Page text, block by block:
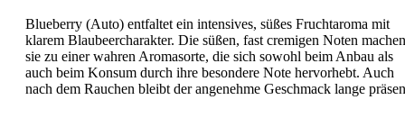
Blueberry (Auto) entfaltet ein intensives, süßes Fruchtaroma mit
klarem Blaubeercharakter. Die süßen, fast cremigen Noten machen
sie zu einer wahren Aromasorte, die sich sowohl beim Anbau als
auch beim Konsum durch ihre besondere Note hervorhebt. Auch
nach dem Rauchen bleibt der angenehme Geschmack lange